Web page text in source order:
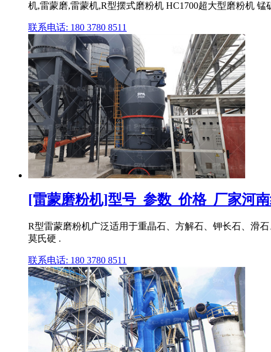
机,雷蒙磨,雷蒙机,R型摆式磨粉机 HC1700超大型磨粉机 锰
联系电话: 180 3780 8511
[雷蒙磨粉机]型号_参数_价格_厂家河
R型雷蒙磨粉机广泛适用于重晶石、方解石、钾长石、滑
莫氏硬 .
联系电话: 180 3780 8511